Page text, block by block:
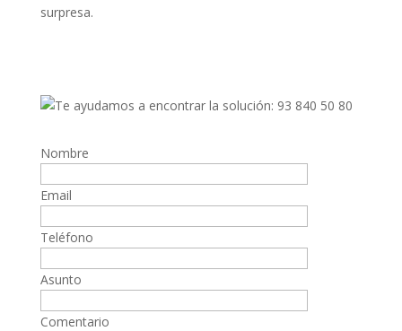
surpresa.
Nombre
Email
Teléfono
Asunto
Comentario